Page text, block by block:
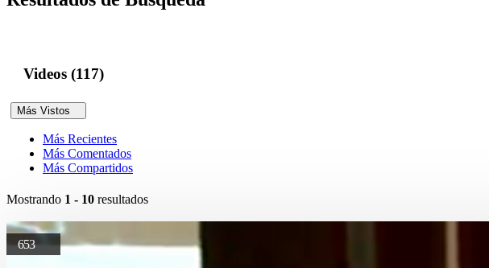
Videos (117)
Más Vistos
Más Recientes
Más Comentados
Más Compartidos
Mostrando 1 - 10 resultados
653